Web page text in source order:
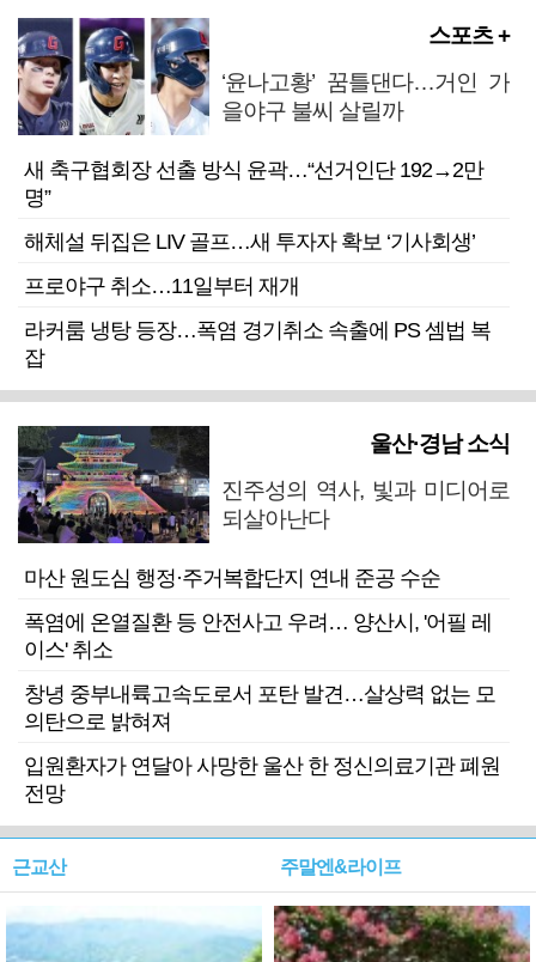
스포츠 +
‘윤나고황’ 꿈틀댄다…거인 가
을야구 불씨 살릴까
새 축구협회장 선출 방식 윤곽…“선거인단 192→2만
명”
해체설 뒤집은 LIV 골프…새 투자자 확보 ‘기사회생’
프로야구 취소…11일부터 재개
라커룸 냉탕 등장…폭염 경기취소 속출에 PS 셈법 복
잡
울산·경남 소식
진주성의 역사, 빛과 미디어로
되살아난다
마산 원도심 행정·주거복합단지 연내 준공 수순
폭염에 온열질환 등 안전사고 우려… 양산시, '어필 레
이스' 취소
창녕 중부내륙고속도로서 포탄 발견…살상력 없는 모
의탄으로 밝혀져
입원환자가 연달아 사망한 울산 한 정신의료기관 폐원
전망
근교산 주말엔&라이프